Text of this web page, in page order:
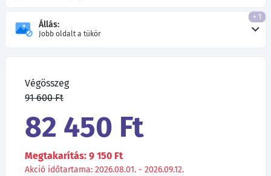
Állás:
Jobb oldalt a tükör
+ 1
Végösszeg
91 600 Ft
82 450 Ft
Megtakarítás: 9 150 Ft
Akció időtartama: 2026.08.01. - 2026.09.12.